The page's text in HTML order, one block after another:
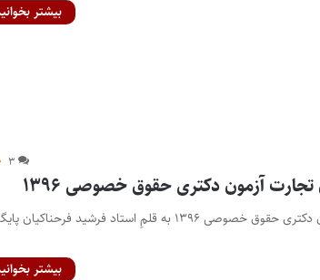
بیشتر
۳
آزمون دکترى حقوق خصوصى ۱۳۹۶
پاسخنامه تشریحی درس حقوق تجارت آزمون دکترى حقوق خصوصى ۱۳۹۶ به قلمِ استاد فرشید فرحناکیان
بیشتر